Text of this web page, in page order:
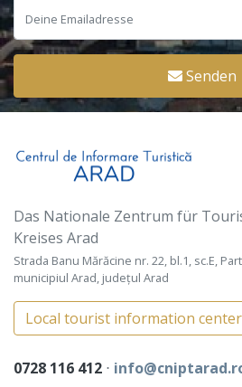
Senden
Das Nationale Zentrum für
Kreises Arad
Strada Banu Mărăcine nr. 22, bl.1, sc.E,
municipiul Arad, județul Arad
Local tourist information
0728 116 412 ⋅